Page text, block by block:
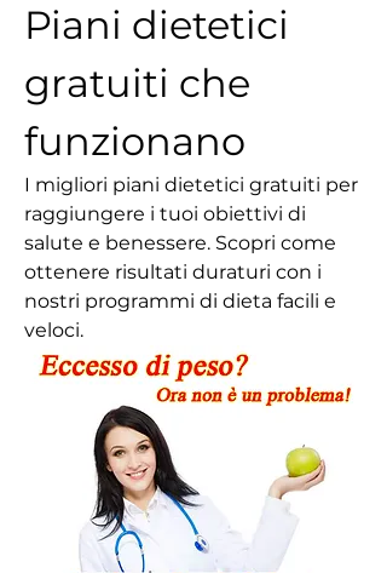
Piani dietetici
gratuiti che
funzionano
I migliori piani dietetici gratuiti per
raggiungere i tuoi obiettivi di
salute e benessere. Scopri come
ottenere risultati duraturi con i
nostri programmi di dieta facili e
veloci.